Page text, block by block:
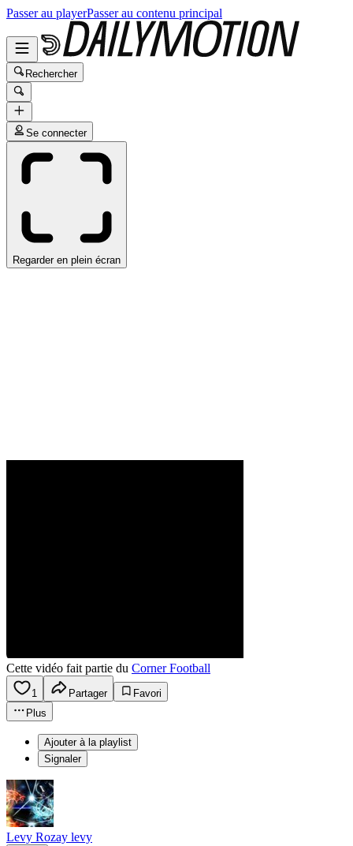
Passer au playerPasser au contenu principal
Rechercher
Se connecter
Regarder en plein écran
Cette vidéo fait partie du Corner Football
1 Partager
Favori
Plus
Ajouter à la playlist
Signaler
Levy Rozay levy